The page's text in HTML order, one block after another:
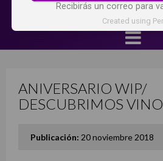
ANIVERSARIO WIP/
DESCUBRIMOS
Publicación: 20 noviembre 2018
Recibirás un correo para
Created using